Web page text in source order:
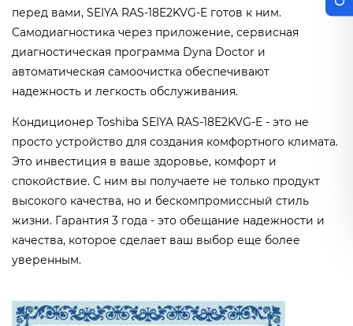
перед вами, SEIYA RAS-18E2KVG-E готов к ним.
Самодиагностика через приложение, сервисная
диагностическая программа Dyna Doctor и
автоматическая самоочистка обеспечивают
надежность и легкость обслуживания.
Кондиционер Toshiba SEIYA RAS-18E2KVG-E - это не
просто устройство для создания комфортного климата.
Это инвестиция в ваше здоровье, комфорт и
спокойствие. С ним вы получаете не только продукт
высокого качества, но и бескомпромиссный стиль
жизни. Гарантия 3 года - это обещание надежности и
качества, которое сделает ваш выбор еще более
уверенным.